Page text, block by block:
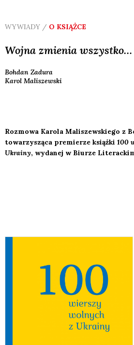
WYWIADY / O KSIĄŻCE
Wojna zmienia wszystko…
Bohdan Zadura
Karol Maliszewski
Rozmowa Karola Maliszewskiego z
towarzysząca premierze książki 100
Ukrainy, wydanej w Biurze